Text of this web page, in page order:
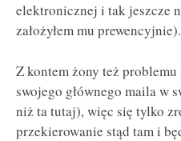
elektronicznej i tak jeszcze
założyłem mu prewencyjnie).
Z kontem żony też
swojego głównego maila w
niż ta tutaj), więc się tylko
przekierowanie stąd tam i